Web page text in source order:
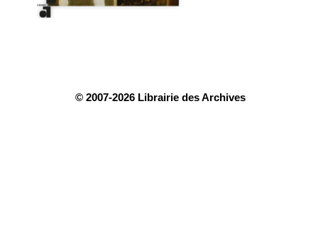
© 2007-2026 Librairie des Archives